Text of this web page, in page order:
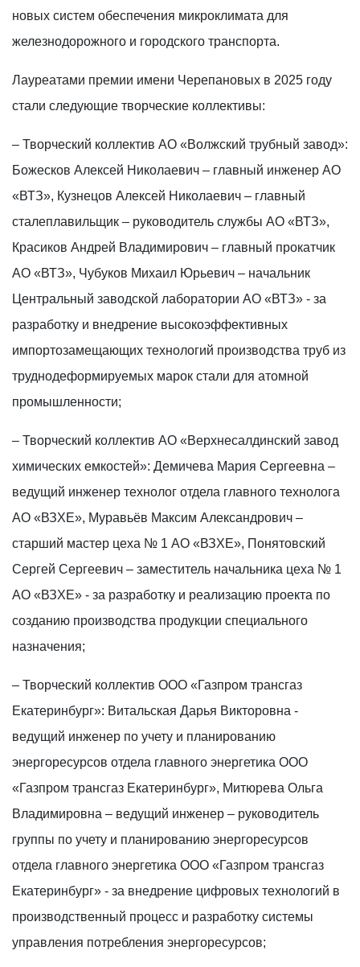
новых систем обеспечения микроклимата для
железнодорожного и городского транспорта.
Лауреатами премии имени Черепановых в 2025 году
стали следующие творческие коллективы:
– Творческий коллектив АО «Волжский трубный завод»:
Божесков Алексей Николаевич – главный инженер АО
«ВТЗ», Кузнецов Алексей Николаевич – главный
сталеплавильщик – руководитель службы АО «ВТЗ»,
Красиков Андрей Владимирович – главный прокатчик
АО «ВТЗ», Чубуков Михаил Юрьевич – начальник
Центральный заводской лаборатории АО «ВТЗ» - за
разработку и внедрение высокоэффективных
импортозамещающих технологий производства труб из
труднодеформируемых марок стали для атомной
промышленности;
– Творческий коллектив АО «Верхнесалдинский завод
химических емкостей»: Демичева Мария Сергеевна –
ведущий инженер технолог отдела главного технолога
АО «ВЗХЕ», Муравьёв Максим Александрович –
старший мастер цеха № 1 АО «ВЗХЕ», Понятовский
Сергей Сергеевич – заместитель начальника цеха № 1
АО «ВЗХЕ» - за разработку и реализацию проекта по
созданию производства продукции специального
назначения;
– Творческий коллектив ООО «Газпром трансгаз
Екатеринбург»: Витальская Дарья Викторовна -
ведущий инженер по учету и планированию
энергоресурсов отдела главного энергетика ООО
«Газпром трансгаз Екатеринбург», Митюрева Ольга
Владимировна – ведущий инженер – руководитель
группы по учету и планированию энергоресурсов
отдела главного энергетика ООО «Газпром трансгаз
Екатеринбург» - за внедрение цифровых технологий в
производственный процесс и разработку системы
управления потребления энергоресурсов;